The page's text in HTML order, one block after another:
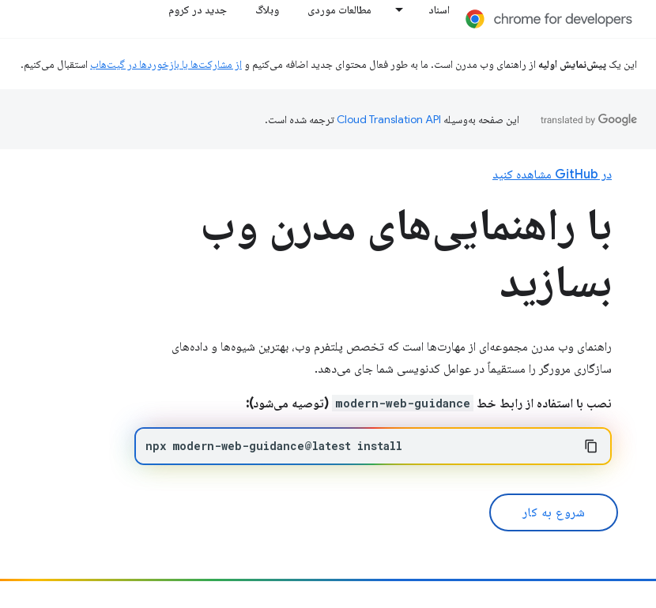
اسناد مطالعات موردی وبلاگ جدید در کروم
این یک پیش‌نمایش اولیه از راهنمای وب مدرن است. ما به طور فعال محتوای جدید اضافه می‌کنیم و از مشارکت‌ها یا بازخوردها در گیت‌هاب استقبال می‌کنیم.
این صفحه به‌وسیله ترجمه شده است.
با راهنمایی‌های مدرن وب
بسازید
راهنمای وب مدرن مجموعه‌ای از مهارت‌ها است که تخصص پلتفرم وب، بهترین شیوه‌ها و داده‌های
سازگاری مرورگر را مستقیماً در عوامل کدنویسی شما جای می‌دهد.
نصب با استفاده از رابط خط modern-web-guidance (توصیه می‌شود):
npx modern-web-guidance@latest install
شروع به کار
در GitHub مشاهده کنید